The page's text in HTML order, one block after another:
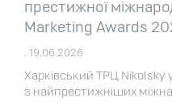
престижної
Marketing Awards
. 19.06.2026
Харківський ТРЦ Nikolsky
з найпрестижніших